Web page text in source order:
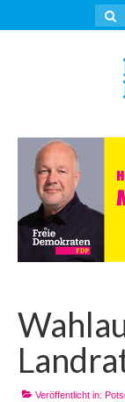
Veröffentlicht in: